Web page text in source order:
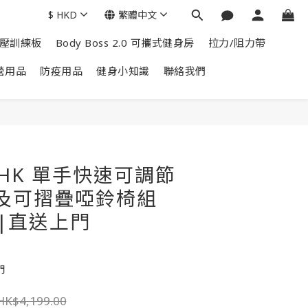
訓練板 Body Boss 2.0 可攜式健身房 拉力/阻力帶
用品 防疫用品 健身小知識 聯絡我們
$ HKD 繁體中文
單手快速可調節
可摺疊啞鈴椅組
送上門